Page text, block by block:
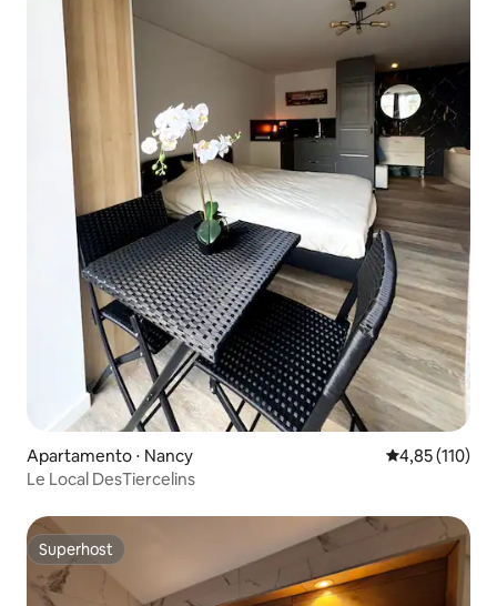
Apartamento ⋅ Nancy 4,85 de uma
4,85 (110)
Le Local DesTiercelins
Superhost
Superhost